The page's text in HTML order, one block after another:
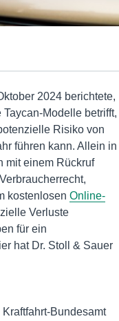
2024 berichtete,
Modelle betrifft,
Risiko von
führen kann. Allein in
mit einem Rückruf
kostenlosen Online-
Verluste
für ein
hat Dr. Stoll & Sauer
Bundesamt